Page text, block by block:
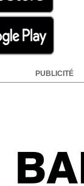
PUBLICITÉ